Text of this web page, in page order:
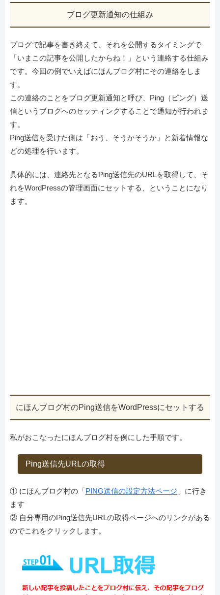
ブログ更新通知の仕組み
ブログで記事を書き終えて、それを公開するタイミングで
「いまこの記事を公開したからね！」という連絡する仕組み
です。今回の例でいえばにほんブログ村にその連絡をしま
す。
この連絡のことをブログ更新通知と呼び、Ping（ピング）送
信というブログへのセッティングすることで通知が行われま
す。
Ping送信を受けた側は「おう、そうかそうか」と新着情報な
どの処理を行います。
具体的には、連絡先となるPing送信先のURLを取得して、そ
れをWordPressの管理画面にセットする、ということになり
ます。
にほんブログ村のPing送信をWordPressにセットする
私がおこなったにほんブログ村を例にした手順です。
Ping送信先URLの取得
① にほんブログ村の「PING送信の設定方法ページ 」に行き
ます
② 自分専用のPing送信先URLの取得ページへのリンクがある
のでこれをクリックします。